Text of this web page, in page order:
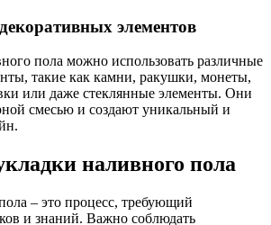
элементов
пола можно использовать различные
такие как камни, ракушки, монеты,
или даже стеклянные элементы. Они
смесью и создают уникальный и
наливного пола
– это процесс, требующий
и знаний. Важно соблюдать